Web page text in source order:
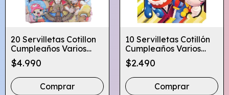
20 Servilletas Cotillon
Cumpleaños Varios
Diseños Infantiles
$4.990
Comprar
10 Servilletas Cotillón
Cumpleaños Varios
Diseños Infantiles
$2.490
Comprar